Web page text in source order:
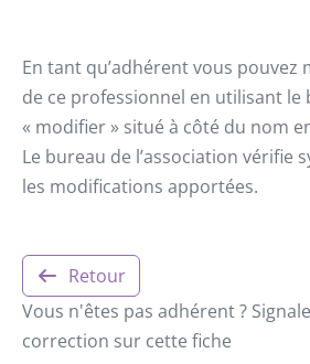
En tant qu’adhérent vous pouvez
de ce professionnel en utilisant le
« modifier » situé à côté du nom
Le bureau de l’association vérifie
les modifications apportées.
Retour
Vous n'êtes pas adhérent ?
correction sur cette fiche